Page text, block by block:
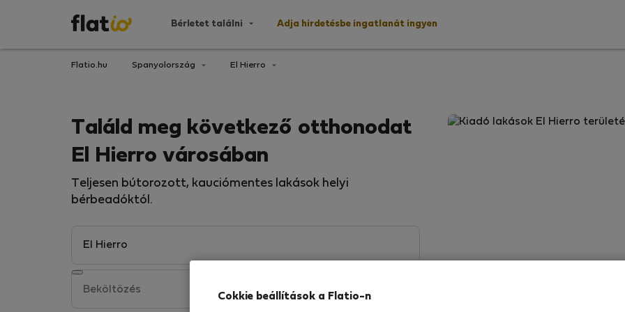
Bérletet találni Adja hirdetésbe ingatlanát ingyen
Flatio.hu Spanyolország El Hierro
Találd meg következő otthonodat
El Hierro városában
Teljesen bútorozott, kauciómentes lakások helyi
bérbeadóktól.
Cokkie beállítások a Flatio-n